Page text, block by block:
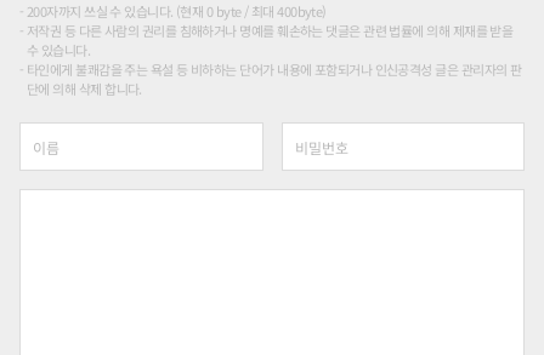
200자까지 쓰실 수 있습니다. (현재 0 byte / 최대 400byte)
저작권 등 다른 사람의 권리를 침해하거나 명예를 훼손하는 댓글은 관련 법률에 의해 제재를 받을
수 있습니다.
타인에게 불쾌감을 주는 욕설 등 비하하는 단어가 내용에 포함되거나 인신공격성 글은 관리자의 판
단에 의해 삭제 합니다.